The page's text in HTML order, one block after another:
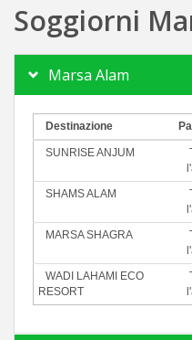
Soggiorni
Marsa Alam
Destinazione
SUNRISE ANJUM
SHAMS ALAM
MARSA SHAGRA
WADI LAHAMI ECO
RESORT